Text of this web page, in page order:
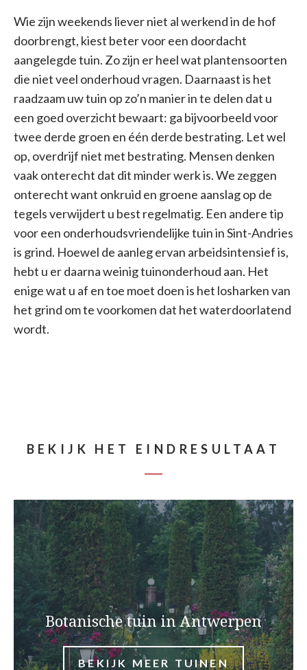
Wie zijn weekends liever niet al werkend in de hof
doorbrengt, kiest beter voor een doordacht
aangelegde tuin. Zo zijn er heel wat plantensoorten
die niet veel onderhoud vragen. Daarnaast is het
raadzaam uw tuin op zo’n manier in te delen dat u
een goed overzicht bewaart: ga bijvoorbeeld voor
twee derde groen en één derde bestrating. Let wel
op, overdrijf niet met bestrating. Mensen denken
vaak onterecht dat dit minder werk is. We zeggen
onterecht want onkruid en groene aanslag op de
tegels verwijdert u best regelmatig. Een andere tip
voor een onderhoudsvriendelijke tuin in Sint-Andries
is grind. Hoewel de aanleg ervan arbeidsintensief is,
hebt u er daarna weinig tuinonderhoud aan. Het
enige wat u af en toe moet doen is het losharken van
het grind om te voorkomen dat het waterdoorlatend
wordt.
BEKIJK HET EINDRESULTAAT
Botanische tuin in Antwerpen
BEKIJK MEER TUINEN